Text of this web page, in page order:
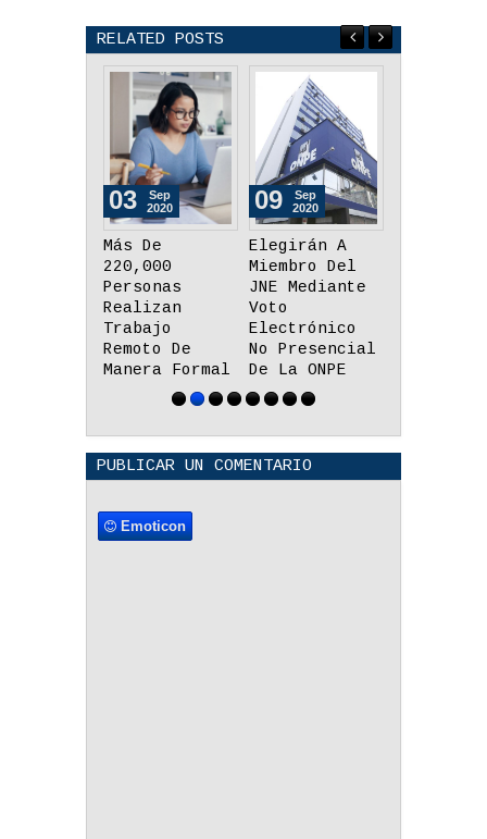
RELATED POSTS
Elegirán A
Miembro Del
JNE Mediante
Voto
Electrónico
No Presencial
De La ONPE
09
Sep
2020
¿Cuáles Deben
Ser Las
Prioridades
Para Cerrar
La Brecha
Educativa
Digital En El
Perú?
03
Sep
2020
Emoticon